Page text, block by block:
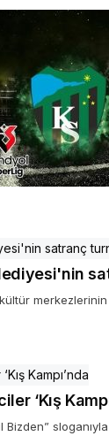
‘Kış
Bizden”